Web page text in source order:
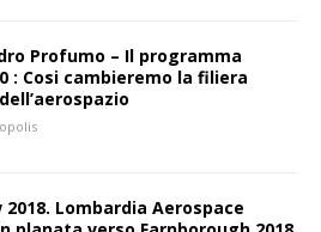
Profumo – Il programma
: Cosi cambieremo la filiera
2018. Lombardia Aerospace